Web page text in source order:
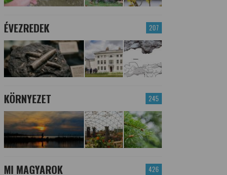
207
ÉVEZREDEK
245
KÖRNYEZET
426
MI MAGYAROK